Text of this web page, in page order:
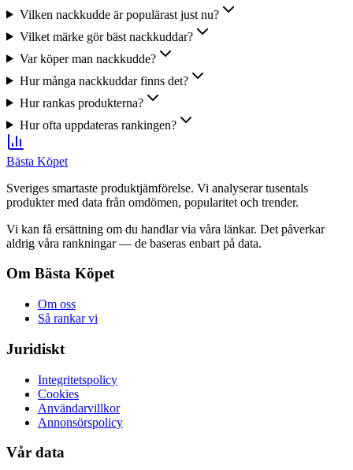
Vilken nackkudde är populärast just nu?
Vilket märke gör bäst nackkuddar?
Var köper man nackkudde?
Hur många nackkuddar finns det?
Hur rankas produkterna?
Hur ofta uppdateras rankingen?
Bästa Köpet
Sveriges smartaste produktjämförelse. Vi analyserar tusentals
produkter med data från omdömen, popularitet och trender.
Vi kan få ersättning om du handlar via våra länkar. Det påverkar
aldrig våra rankningar — de baseras enbart på data.
Om Bästa Köpet
Om oss
Så rankar vi
Juridiskt
Integritetspolicy
Cookies
Användarvillkor
Annonsörspolicy
Vår data